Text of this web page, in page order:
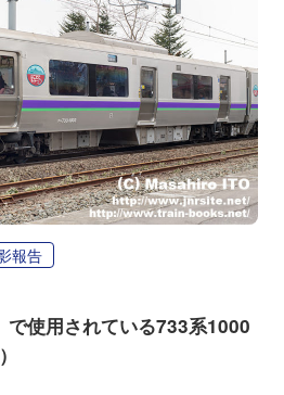
報告
で使用されている733系1000